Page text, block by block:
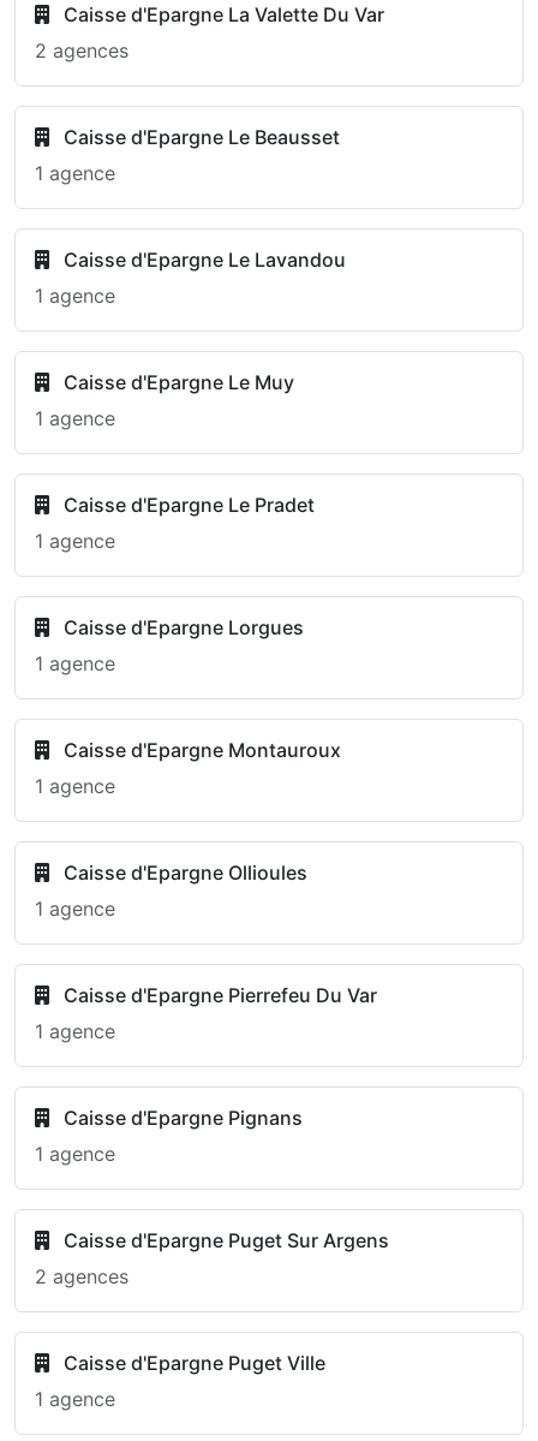
Caisse d'Epargne La Valette Du Var
2 agences
Caisse d'Epargne Le Beausset
1 agence
Caisse d'Epargne Le Lavandou
1 agence
Caisse d'Epargne Le Muy
1 agence
Caisse d'Epargne Le Pradet
1 agence
Caisse d'Epargne Lorgues
1 agence
Caisse d'Epargne Montauroux
1 agence
Caisse d'Epargne Ollioules
1 agence
Caisse d'Epargne Pierrefeu Du Var
1 agence
Caisse d'Epargne Pignans
1 agence
Caisse d'Epargne Puget Sur Argens
2 agences
Caisse d'Epargne Puget Ville
1 agence